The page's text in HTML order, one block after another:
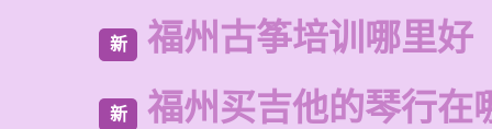
新 福州古筝培训哪里好
新 福州买吉他的琴行在